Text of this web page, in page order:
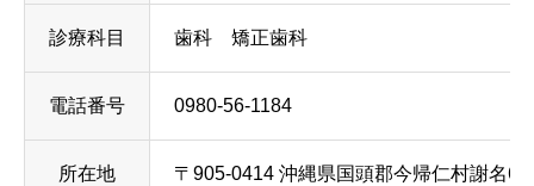
診療科目 歯科 矯正歯科
電話番号 0980-56-1184
所在地 〒905-0414 沖縄県国頭郡今帰仁村謝名